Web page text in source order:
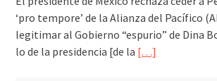
‘pro tempore’ de la Alianza del Pacífico
legitimar al Gobierno “espurio” de Dina
lo de la presidencia [de la […]